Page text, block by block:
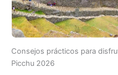
Consejos prácticos para
Picchu 2026